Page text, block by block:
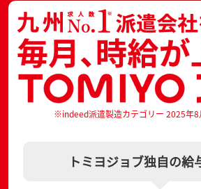
※indeed派遣製造カテゴリー 2025年8
トミヨジョブ独自の給